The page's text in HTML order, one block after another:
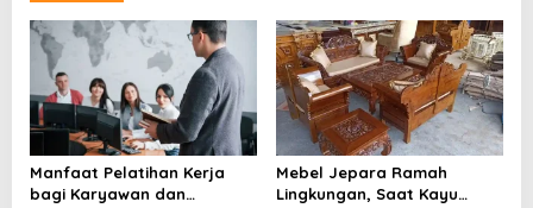
Manfaat Pelatihan Kerja
bagi Karyawan dan
Mebel Jepara Ramah
Lingkungan, Saat Kayu